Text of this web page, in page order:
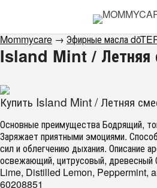
Mommycare → Эфирные масла
Island Mint / Летняя
Купить Island Mint / Летняя
Основные преимущества Бодрящий,
Заряжает приятными эмоциями.
сил и облегчению дыхания. Описание
освежающий, цитрусовый, древесный
Lime, Distilled Lemon, Peppermint,
60208851